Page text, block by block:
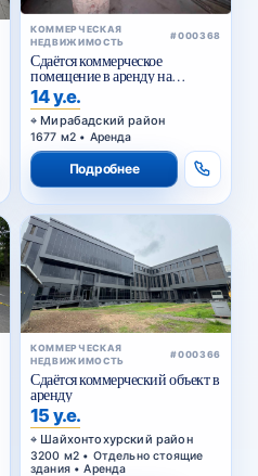
КОММЕРЧЕСКАЯ
НЕДВИЖИМОСТЬ
#000368
Сдаётся коммерческое
помещение в аренду на
Куйлюке
14 у.е.
Мирабадский район
1677 м2 • Аренда
Подробнее
КОММЕРЧЕСКАЯ
НЕДВИЖИМОСТЬ
#000366
Сдаётся коммерческий объект в
аренду
15 у.е.
Шайхонтохурский район
3200 м2 • Отдельно стоящие
здания • Аренда